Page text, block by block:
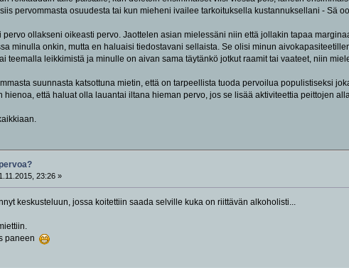
pervommasta osuudesta tai kun mieheni ivailee tarkoituksella kustannuksellani - Sä
pervo ollakseni oikeasti pervo. Jaottelen asian mielessäni niin että jollakin tapaa
minulla onkin, mutta en haluaisi tiedostavani sellaista. Se olisi minun
teemalla leikkimistä ja minulle on aivan sama täytänkö jotkut raamit tai vaateet, niin
suunnasta katsottuna mietin, että on tarpeellista tuoda pervoilua populistiseksi
hienoa, että haluat olla lauantai iltana hieman pervo, jos se lisää aktiviteettia peittojen
23:26 »
keskusteluun, jossa koitettiin saada selville kuka on riittävän alkoholisti...
paneen